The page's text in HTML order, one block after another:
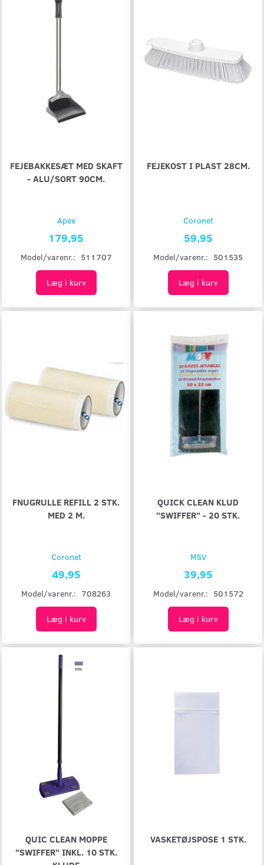
FEJEBAKKESÆT MED SKAFT
- ALU/SORT 90CM.
Apex
179,95
Model/varenr.: 511707
Læg i kurv
FEJEKOST I PLAST 28CM.
Coronet
59,95
Model/varenr.: 501535
Læg i kurv
FNUGRULLE REFILL 2 STK.
MED 2 M.
Coronet
49,95
Model/varenr.: 708263
Læg i kurv
QUICK CLEAN KLUD
"SWIFFER" - 20 STK.
MSV
39,95
Model/varenr.: 501572
Læg i kurv
QUIC CLEAN MOPPE
"SWIFFER" INKL. 10 STK.
VASKETØJSPOSE 1 STK.